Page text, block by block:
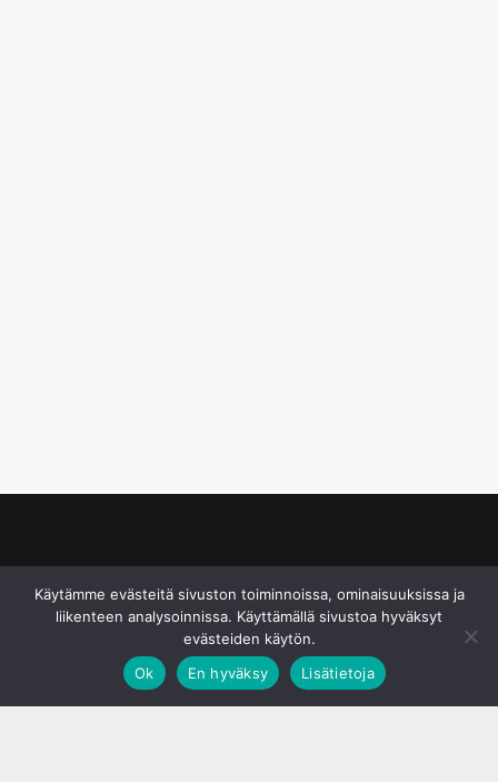
Käytämme evästeitä sivuston toiminnoissa, ominaisuuksissa ja
liikenteen analysoinnissa. Käyttämällä sivustoa hyväksyt
evästeiden käytön.
Ok
En hyväksy Lisätietoja